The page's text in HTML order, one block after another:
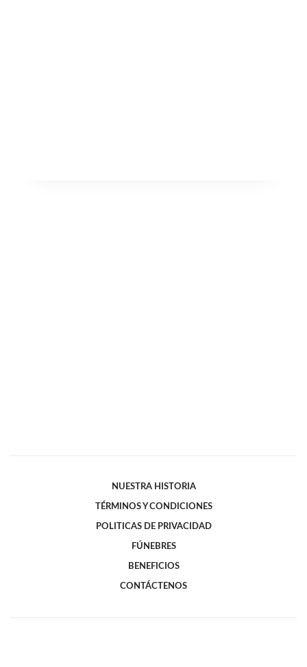
NUESTRA HISTORIA
TÉRMINOS Y CONDICIONES
POLITICAS DE PRIVACIDAD
FÚNEBRES
BENEFICIOS
CONTÁCTENOS